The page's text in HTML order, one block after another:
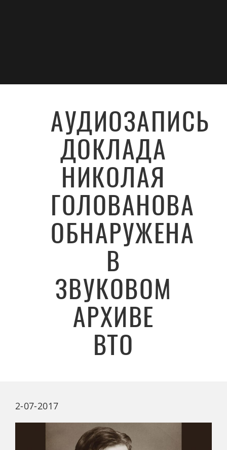
АУДИОЗАПИСЬ
ДОКЛАДА
НИКОЛАЯ
ГОЛОВАНОВА
ОБНАРУЖЕНА
В
ЗВУКОВОМ
АРХИВЕ
ВТО
2-07-2017